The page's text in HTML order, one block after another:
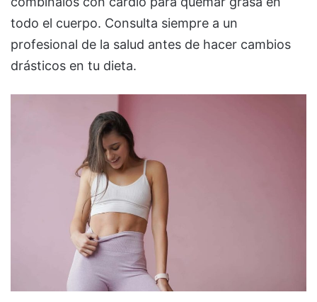
todo el cuerpo. Consulta siempre a un
profesional de la salud antes de hacer cambios
drásticos en tu dieta.